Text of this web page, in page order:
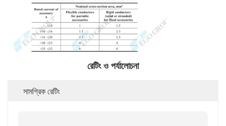
রেটিং ও পর্যালোচনা
সামগ্রিক রেটিং